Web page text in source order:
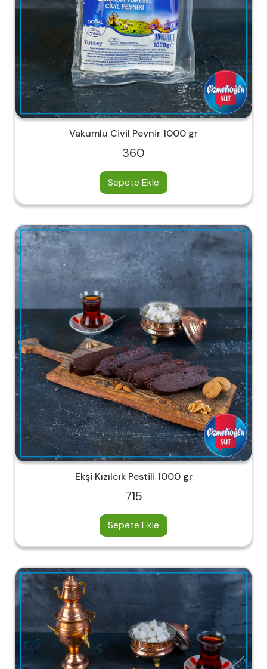
Vakumlu Civil Peynir 1000 gr
360
Sepete Ekle
Ekşi Kızılcık Pestili 1000 gr
715
Sepete Ekle